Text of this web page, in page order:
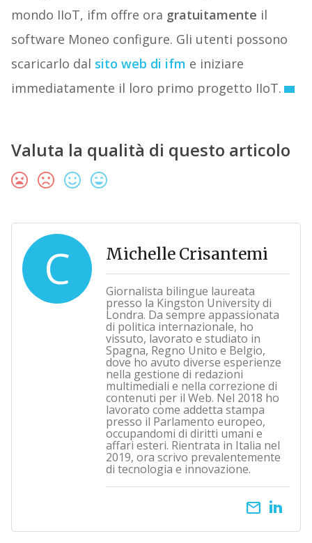
mondo IIoT, ifm offre ora gratuitamente il
software Moneo configure. Gli utenti possono
scaricarlo dal sito web di ifm e iniziare
immediatamente il loro primo progetto IIoT.
Valuta la qualità di questo articolo
C Michelle Crisantemi
Giornalista bilingue laureata
presso la Kingston University di
Londra. Da sempre appassionata
di politica internazionale, ho
vissuto, lavorato e studiato in
Spagna, Regno Unito e Belgio,
dove ho avuto diverse esperienze
nella gestione di redazioni
multimediali e nella correzione di
contenuti per il Web. Nel 2018 ho
lavorato come addetta stampa
presso il Parlamento europeo,
occupandomi di diritti umani e
affari esteri. Rientrata in Italia nel
2019, ora scrivo prevalentemente
di tecnologia e innovazione.
email